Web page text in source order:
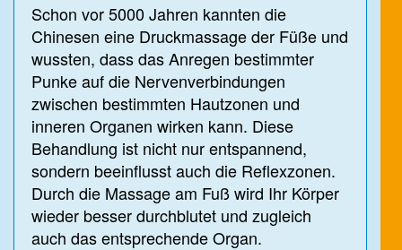
Schon vor 5000 Jahren kannten die
Chinesen eine Druckmassage der Füße und
wussten, dass das Anregen bestimmter
Punke auf die Nervenverbindungen
zwischen bestimmten Hautzonen und
inneren Organen wirken kann. Diese
Behandlung ist nicht nur entspannend,
sondern beeinflusst auch die Reflexzonen.
Durch die Massage am Fuß wird Ihr Körper
wieder besser durchblutet und zugleich
auch das entsprechende Organ.